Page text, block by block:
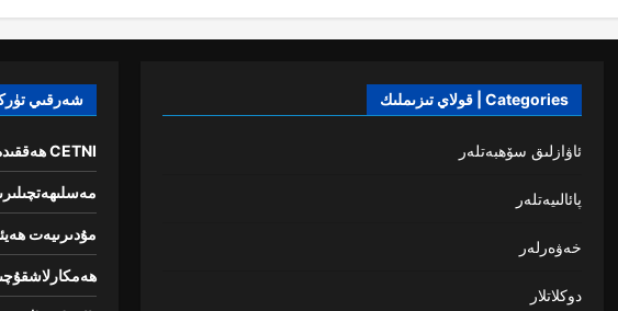
Categories | قولاي تىزىملىك
ئاۋازلىق سۆھبەتلەر
پائالىيەتلەر
خەۋەرلەر
دوكلاتلار
شەرقىي
CETNI ھەققىدە
مۇدىرىيەت